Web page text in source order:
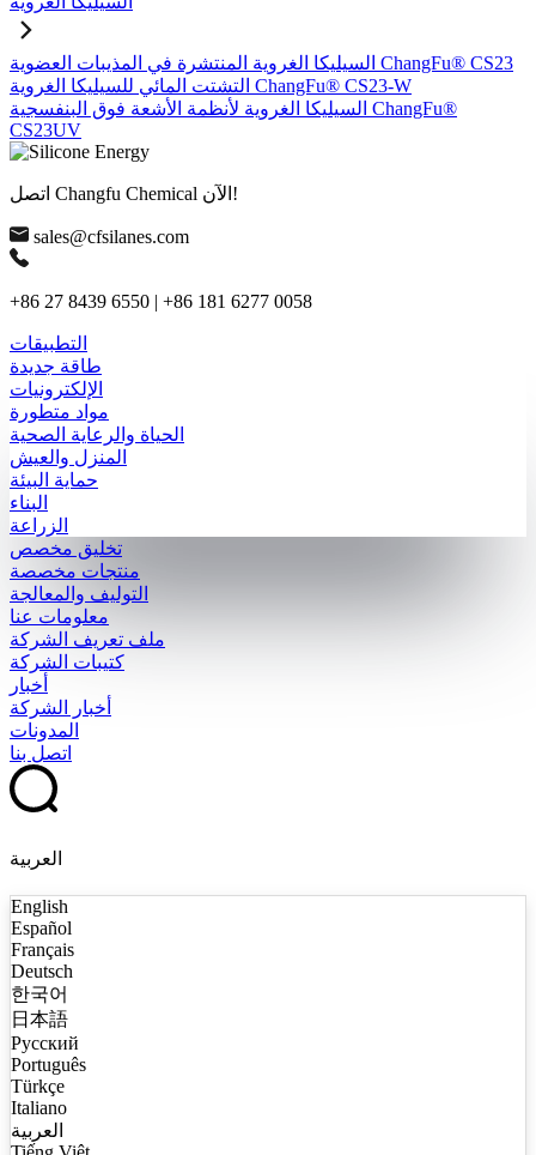
السيليكا الغروية المنتشرة في المذيبات العضوية ChangFu® CS23
التشتت المائي للسيليكا الغروية ChangFu® CS23-W
السيليكا الغروية لأنظمة الأشعة فوق البنفسجية ChangFu®
CS23UV
اتصل Changfu Chemical الآن!
sales@cfsilanes.com
+86 27 8439 6550 | +86 181 6277 0058
التطبيقات
طاقة جديدة
الإلكترونيات
مواد متطورة
الحياة والرعاية الصحية
المنزل والعيش
حماية البيئة
البناء
الزراعة
تخليق مخصص
منتجات مخصصة
التوليف والمعالجة
معلومات عنا
ملف تعريف الشركة
كتيبات الشركة
أخبار
أخبار الشركة
المدونات
اتصل بنا
العربية
English
Español
Français
Deutsch
한국어
日本語
Русский
Português
Türkçe
Italiano
العربية